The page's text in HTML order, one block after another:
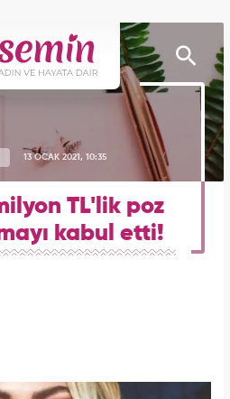
13 OCAK 2021, 10:35
TL'lik poz
kabul etti!